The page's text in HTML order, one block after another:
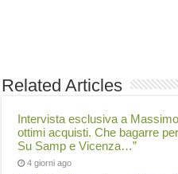
Related Articles
Intervista esclusiva a
ottimi acquisti. Che bagarre
Su Samp e Vicenza…”
4 giorni ago